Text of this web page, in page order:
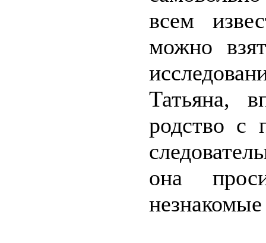
всем
можно
Татьяна,
родство с
она